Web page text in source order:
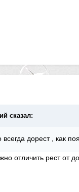
сказал:
дорест , как
отличить рест от